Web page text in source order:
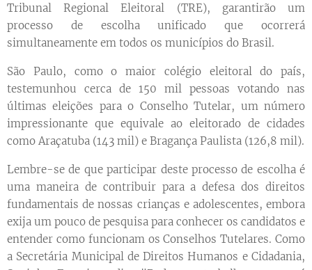
Tribunal Regional Eleitoral (TRE), garantirão um
processo de escolha unificado que ocorrerá
simultaneamente em todos os municípios do Brasil.
São Paulo, como o maior colégio eleitoral do país,
testemunhou cerca de 150 mil pessoas votando nas
últimas eleições para o Conselho Tutelar, um número
impressionante que equivale ao eleitorado de cidades
como Araçatuba (143 mil) e Bragança Paulista (126,8 mil).
Lembre-se de que participar deste processo de escolha é
uma maneira de contribuir para a defesa dos direitos
fundamentais de nossas crianças e adolescentes, embora
exija um pouco de pesquisa para conhecer os candidatos e
entender como funcionam os Conselhos Tutelares. Como
a Secretária Municipal de Direitos Humanos e Cidadania,